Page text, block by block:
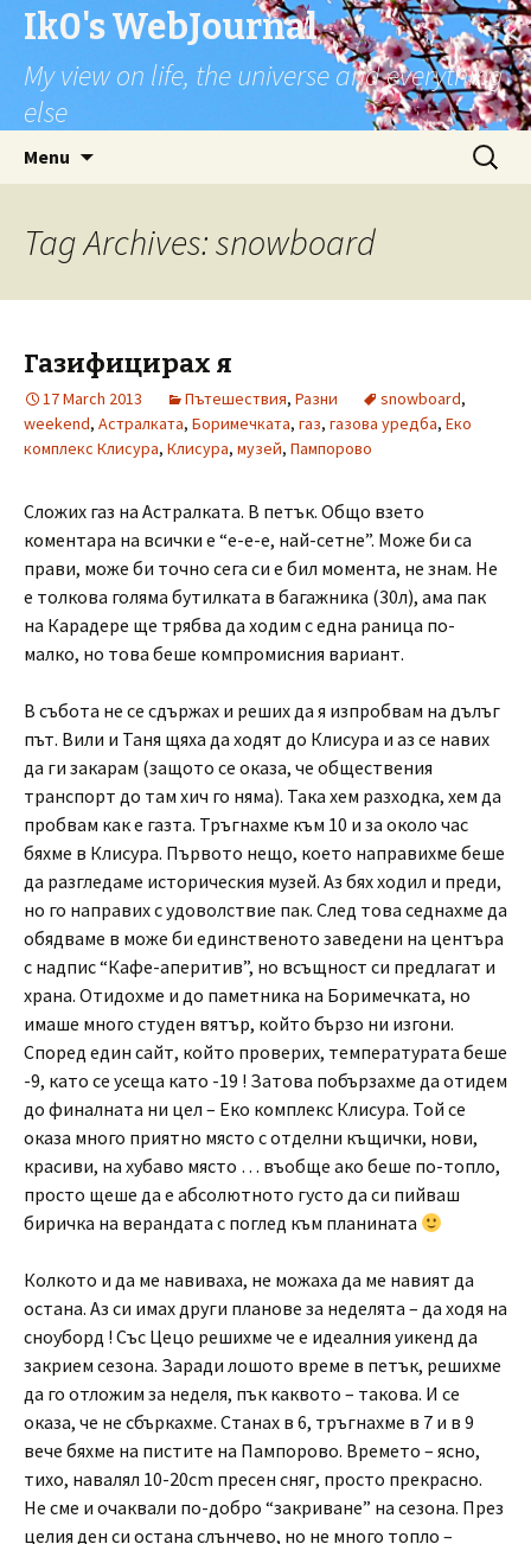
Ik0's WebJournal
My view on life, the universe and everything
else
Menu
Search
for:
Tag Archives: snowboard
Газифицирах я
17 March 2013 Пътешествия, Разни snowboard,
weekend, Астралката, Боримечката, газ, газова уредба, Еко
комплекс Клисура, Клисура, музей, Пампорово
Сложих газ на Астралката. В петък. Общо взето
коментара на всички е “е-е-е, най-сетне”. Може би са
прави, може би точно сега си е бил момента, не знам. Не
е толкова голяма бутилката в багажника (30л), ама пак
на Карадере ще трябва да ходим с една раница по-
малко, но това беше компромисния вариант.
В събота не се сдържах и реших да я изпробвам на дълъг
път. Вили и Таня щяха да ходят до Клисура и аз се навих
да ги закарам (защото се оказа, че обществения
транспорт до там хич го няма). Така хем разходка, хем да
пробвам как е газта. Тръгнахме към 10 и за около час
бяхме в Клисура. Първото нещо, което направихме беше
да разгледаме историческия музей. Аз бях ходил и преди,
но го направих с удоволствие пак. След това седнахме да
обядваме в може би единственото заведени на центъра
с надпис “Кафе-аперитив”, но всъщност си предлагат и
храна. Отидохме и до паметника на Боримечката, но
имаше много студен вятър, който бързо ни изгони.
Според един сайт, който проверих, температурата беше
-9, като се усеща като -19 ! Затова побързахме да отидем
до финалната ни цел – Еко комплекс Клисура. Той се
оказа много приятно място с отделни къщички, нови,
красиви, на хубаво място … въобще ако беше по-топло,
просто щеше да е абсолютното густо да си пийваш
биричка на верандата с поглед към планината
Колкото и да ме навиваха, не можаха да ме навият да
остана. Аз си имах други планове за неделята – да ходя на
сноуборд ! Със Цецо решихме че е идеалния уикенд да
закрием сезона. Заради лошото време в петък, решихме
да го отложим за неделя, пък каквото – такова. И се
оказа, че не сбъркахме. Станах в 6, тръгнахме в 7 и в 9
вече бяхме на пистите на Пампорово. Времето – ясно,
тихо, навалял 10-20cm пресен сняг, просто прекрасно.
Не сме и очаквали по-добро “закриване” на сезона. През
целия ден си остана слънчево, но не много топло –